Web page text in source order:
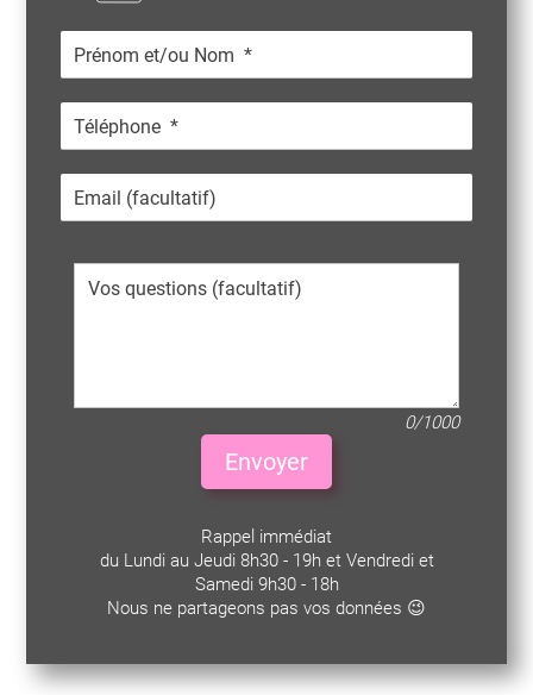
0/1000
Envoyer
Rappel immédiat
du Lundi au Jeudi 8h30 - 19h et Vendredi et
Samedi 9h30 - 18h
Nous ne partageons pas vos données 😉